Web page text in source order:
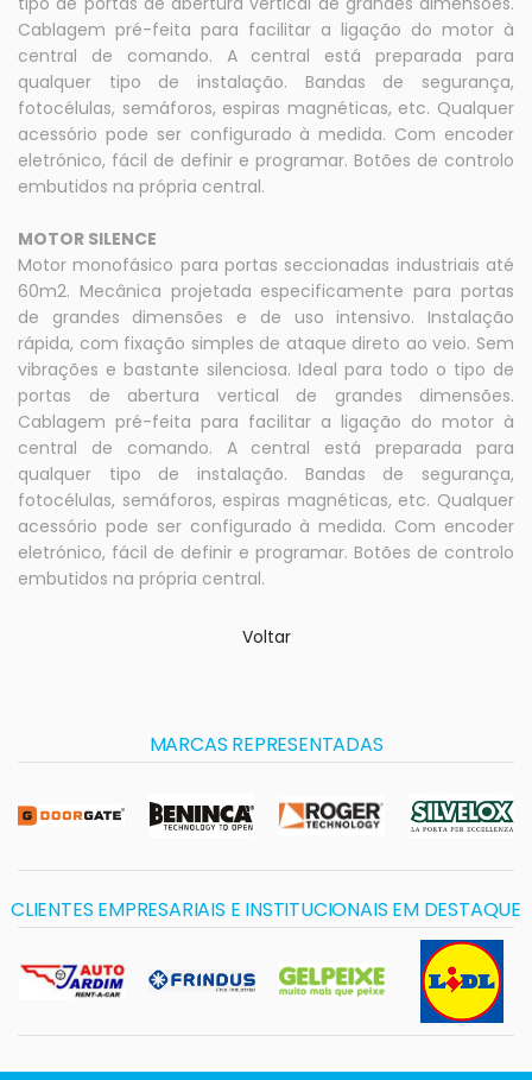
Cablagem pré-feita para facilitar a ligação do motor à
central de comando. A central está preparada para
qualquer tipo de instalação. Bandas de segurança,
fotocélulas, semáforos, espiras magnéticas, etc. Qualquer
acessório pode ser configurado à medida. Com encoder
eletrónico, fácil de definir e programar. Botões de controlo
embutidos na própria central.
MOTOR SILENCE
Motor monofásico para portas seccionadas industriais até
60m2. Mecânica projetada especificamente para portas
de grandes dimensões e de uso intensivo. Instalação
rápida, com fixação simples de ataque direto ao veio. Sem
vibrações e bastante silenciosa. Ideal para todo o tipo de
portas de abertura vertical de grandes dimensões.
Cablagem pré-feita para facilitar a ligação do motor à
central de comando. A central está preparada para
qualquer tipo de instalação. Bandas de segurança,
fotocélulas, semáforos, espiras magnéticas, etc. Qualquer
acessório pode ser configurado à medida. Com encoder
eletrónico, fácil de definir e programar. Botões de controlo
embutidos na própria central.
Voltar
MARCAS REPRESENTADAS
CLIENTES EMPRESARIAIS E INSTITUCIONAIS EM DESTAQUE